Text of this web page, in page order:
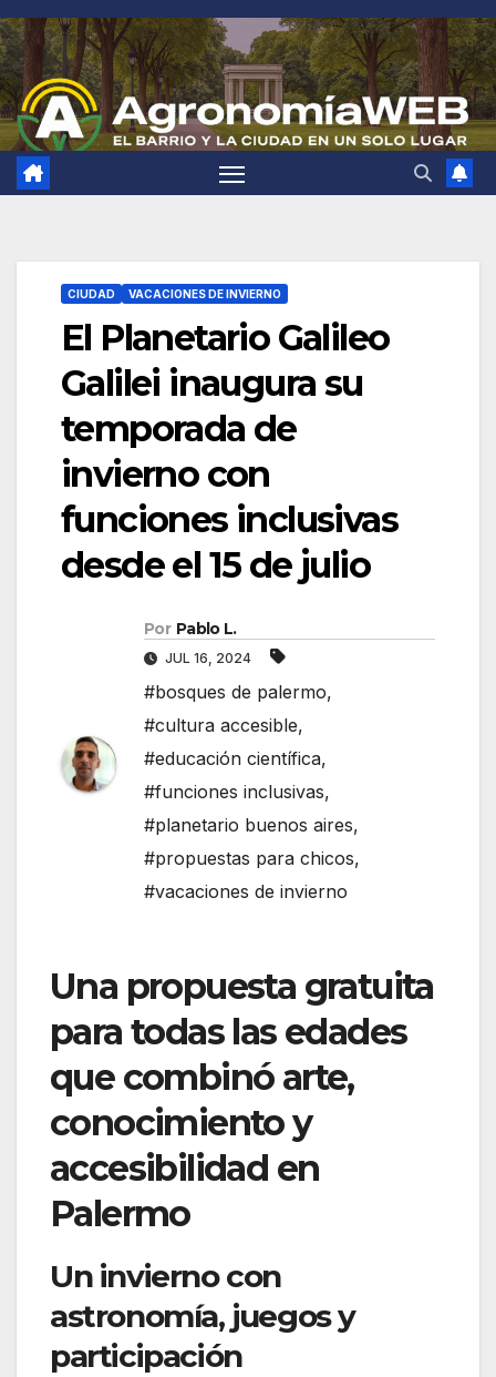
Saltar
al
contenido
CIUDAD VACACIONES DE INVIERNO
El Planetario Galileo
Galilei inaugura su
temporada de
invierno con
funciones inclusivas
desde el 15 de julio
Por Pablo L.
JUL 16, 2024
#bosques de palermo,
#cultura accesible,
#educación científica,
#funciones inclusivas,
#planetario buenos aires,
#propuestas para chicos,
#vacaciones de invierno
Una propuesta gratuita
para todas las edades
que combinó arte,
conocimiento y
accesibilidad en
Palermo
Un invierno con
astronomía, juegos y
participación